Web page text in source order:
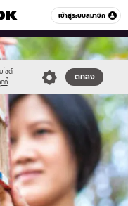
เข้าสู่ระบบสมาชิก
หมวดอื่นๆ
ไซต์
กกี้
ตกลง